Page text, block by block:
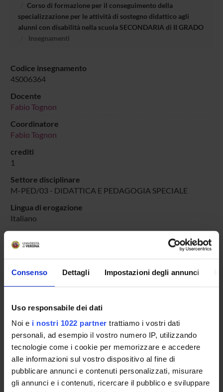
Consenso Dettagli Impostazioni degli annunci
Uso responsabile dei dati
Noi e i nostri 1022 partner trattiamo i vostri dati
personali, ad esempio il vostro numero IP, utilizzando
tecnologie come i cookie per memorizzare e accedere
alle informazioni sul vostro dispositivo al fine di
pubblicare annunci e contenuti personalizzati, misurare
gli annunci e i contenuti, ricercare il pubblico e sviluppare
Corso di formazione per il conseguimento della
specializzazione per le attività di sostegno didattico agli
alunni con disabilità nella scuola SECONDARIA di II GRADO
Insegnamenti
Codice insegnamento
4S006364
Docente
Fabio Tognon
Coordinatore
Fabio Tognon
crediti
1
Settore disciplinare
M-PED/03 - DIDATTICA E PEDAGOGIA SPECIALE
Lingua di erogazione
Italiano
DIDATTICA SOSTEGNO
dal 25-ott-2025 al 30-giu-2025.
Avvisi relativi al corso
Seminari relativi al corso
ORARIO LEZIONI
Vai all'orario delle lezioni
Presentazione